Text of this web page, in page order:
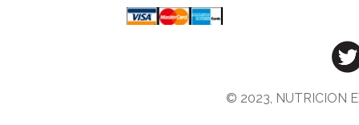
© 2023, NUTRICION